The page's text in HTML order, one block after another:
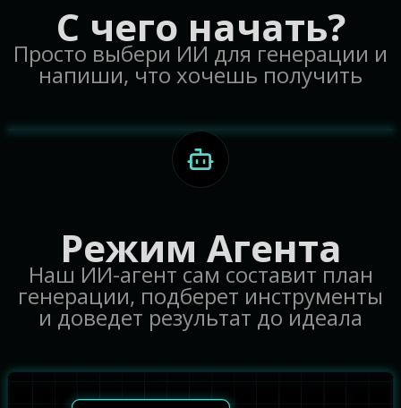
С чего начать?
Просто выбери ИИ для генерации и
напиши, что хочешь получить
Claude 4.7 Opus 60 +
Генерирует текст, анализирует
изображения и большие
Режим Агента
Наш ИИ-агент сам составит план
генерации, подберет инструменты
и доведет результат до идеала